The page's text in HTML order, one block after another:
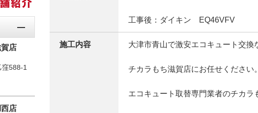
工事後：ダイキン EQ46VFV
施工内容 大津市青山で激安エコキュート交換
チカラもち滋賀店にお任せください。
エコキュート取替専門業者のチカラ
店
588-1
店